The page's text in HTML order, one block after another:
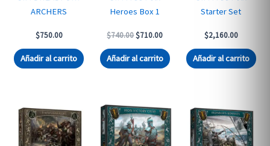
ARCHERS
$750.00
Añadir al carrito
Heroes Box 1
$740.00 Original
was:
$740.00.
$710.00Current
is:
$710.00.
Añadir al carrito
Starter Set
$2,160.00
Añadir al carrito